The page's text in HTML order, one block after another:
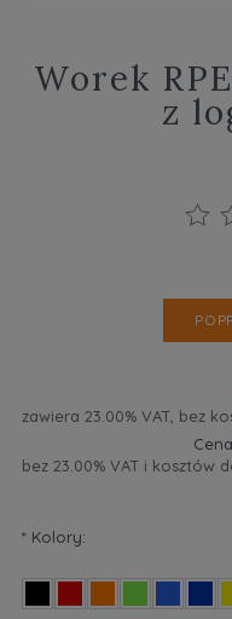
Worek
z
zawiera 23.00% VAT, bez
bez 23.00% VAT i kosztów
* Kolory: